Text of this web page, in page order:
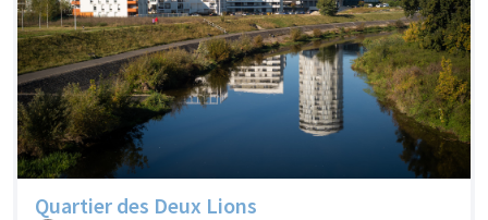
Quartier des Deux Lions